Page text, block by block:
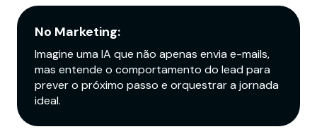
No Marketing:
Imagine uma IA que não apenas envia e-mails,
mas entende o comportamento do lead para
prever o próximo passo e orquestrar a jornada
ideal.